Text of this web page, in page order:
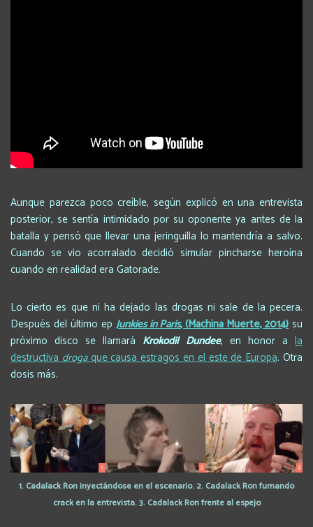
Aunque parezca poco creíble, según explicó en una entrevista
posterior, se sentía intimidado por su oponente ya antes de la
batalla y pensó que llevar una jeringuilla lo mantendría a salvo.
Cuando se vio acorralado decidió simular pincharse heroína
cuando en realidad era Gatorade.
Lo cierto es que ni ha dejado las drogas ni sale de la pecera.
Después del último ep Junkies in Paris,(Machina Muerte, 2014) su
próximo disco se llamará Krokodil Dundee, en honor ala
destructivadrogaque causa estragos en el este de Europa. Otra
dosis más.
1. Cadalack Ron inyectándose en el escenario. 2. Cadalack Ron fumando
crack en la entrevista. 3. Cadalack Ron frente al espejo